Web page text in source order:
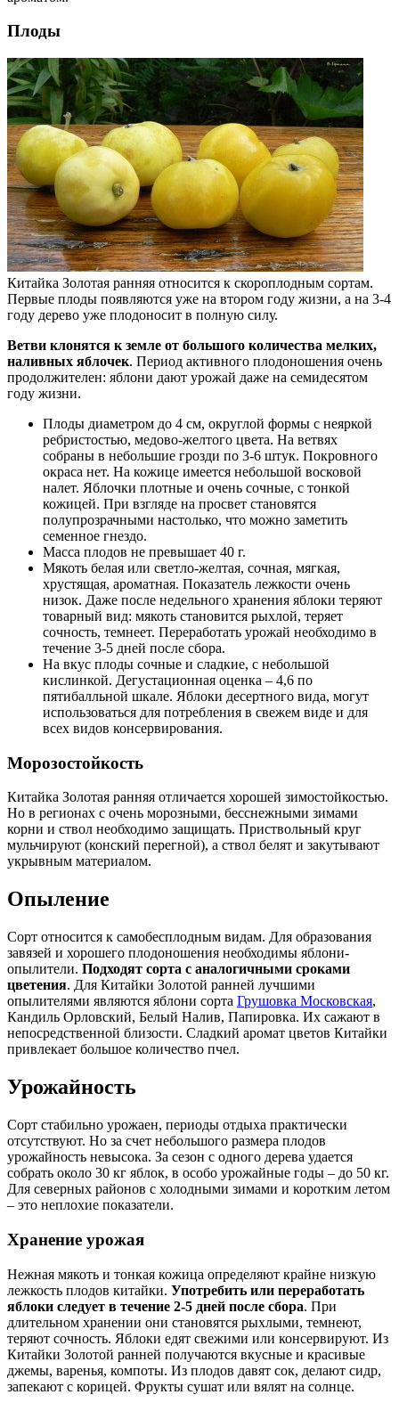
Плоды
Китайка Золотая ранняя относится к скороплодным сортам.
Первые плоды появляются уже на втором году жизни, а на 3-4
году дерево уже плодоносит в полную силу.
Ветви клонятся к земле от большого количества мелких,
наливных яблочек. Период активного плодоношения очень
продолжителен: яблони дают урожай даже на семидесятом
году жизни.
Плоды диаметром до 4 см, округлой формы с неяркой
ребристостью, медово-желтого цвета. На ветвях
собраны в небольшие грозди по 3-6 штук. Покровного
окраса нет. На кожице имеется небольшой восковой
налет. Яблочки плотные и очень сочные, с тонкой
кожицей. При взгляде на просвет становятся
полупрозрачными настолько, что можно заметить
семенное гнездо.
Масса плодов не превышает 40 г.
Мякоть белая или светло-желтая, сочная, мягкая,
хрустящая, ароматная. Показатель лежкости очень
низок. Даже после недельного хранения яблоки теряют
товарный вид: мякоть становится рыхлой, теряет
сочность, темнеет. Переработать урожай необходимо в
течение 3-5 дней после сбора.
На вкус плоды сочные и сладкие, с небольшой
кислинкой. Дегустационная оценка – 4,6 по
пятибалльной шкале. Яблоки десертного вида, могут
использоваться для потребления в свежем виде и для
всех видов консервирования.
Морозостойкость
Китайка Золотая ранняя отличается хорошей зимостойкостью.
Но в регионах с очень морозными, бесснежными зимами
корни и ствол необходимо защищать. Приствольный круг
мульчируют (конский перегной), а ствол белят и закутывают
укрывным материалом.
Опыление
Сорт относится к самобесплодным видам. Для образования
завязей и хорошего плодоношения необходимы яблони-
опылители. Подходят сорта с аналогичными сроками
цветения. Для Китайки Золотой ранней лучшими
опылителями являются яблони сорта Грушовка Московская,
Кандиль Орловский, Белый Налив, Папировка. Их сажают в
непосредственной близости. Сладкий аромат цветов Китайки
привлекает большое количество пчел.
Урожайность
Сорт стабильно урожаен, периоды отдыха практически
отсутствуют. Но за счет небольшого размера плодов
урожайность невысока. За сезон с одного дерева удается
собрать около 30 кг яблок, в особо урожайные годы – до 50 кг.
Для северных районов с холодными зимами и коротким летом
– это неплохие показатели.
Хранение урожая
Нежная мякоть и тонкая кожица определяют крайне низкую
лежкость плодов китайки. Употребить или переработать
яблоки следует в течение 2-5 дней после сбора. При
длительном хранении они становятся рыхлыми, темнеют,
теряют сочность. Яблоки едят свежими или консервируют. Из
Китайки Золотой ранней получаются вкусные и красивые
джемы, варенья, компоты. Из плодов давят сок, делают сидр,
запекают с корицей. Фрукты сушат или вялят на солнце.